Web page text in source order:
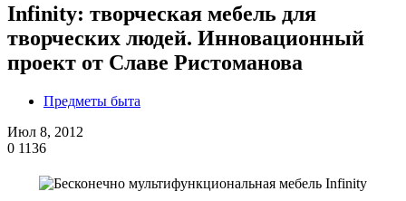
Infinity: творческая мебель для
творческих людей. Инновационный
проект от Славе Ристоманова
Предметы быта
Июл 8, 2012
0 1136